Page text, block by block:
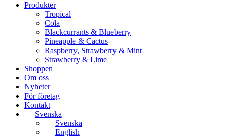
Produkter
Tropical
Cola
Blackcurrants & Blueberry
Pineapple & Cactus
Raspberry, Strawberry & Mint
Strawberry & Lime
Shoppen
Om oss
Nyheter
För företag
Kontakt
Svenska
Svenska
English